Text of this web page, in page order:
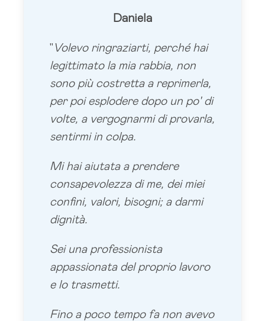
Daniela
" Volevo ringraziarti, perché hai
legittimato la mia rabbia, non
sono più costretta a reprimerla,
per poi esplodere dopo un po' di
volte, a vergognarmi di provarla,
sentirmi in colpa.
Mi hai aiutata a prendere
consapevolezza di me, dei miei
confini, valori, bisogni; a darmi
dignità.
Sei una professionista
appassionata del proprio lavoro
e lo trasmetti.
Fino a poco tempo fa non avevo